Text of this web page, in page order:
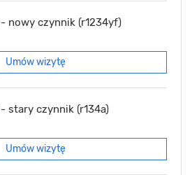
nowy czynnik (r1234yf)
Umów wizytę
stary czynnik (r134a)
Umów wizytę